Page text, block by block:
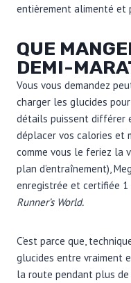
entièrement alimenté et
QUE
DEMI-
Vous vous demandez
charger les glucides
détails puissent différer
déplacer vos calories et
comme vous le feriez la
plan d’entraînement),
enregistrée et certifiée 1
Runner’s World.
C’est parce que,
glucides entre vraiment
la route pendant plus de